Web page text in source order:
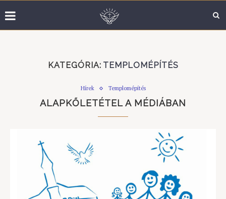
KATEGÓRIA: TEMPLOMÉPÍTÉS
Hírek Templomépítés
ALAPKŐLETÉTEL A MÉDIÁBAN